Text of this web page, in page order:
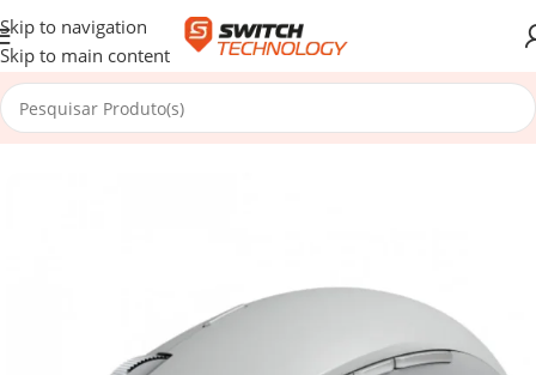
Skip to navigation
Skip to main content
Início/Periféricos/Ratos / Teclados/Ratos